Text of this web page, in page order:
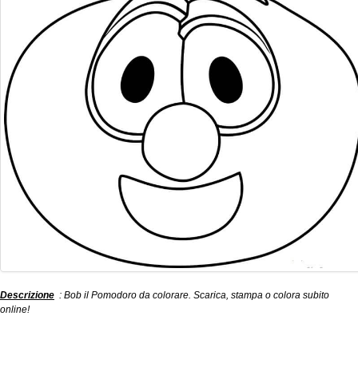
Descrizione : Bob il Pomodoro da colorare. Scarica, stampa o colora subito
online!